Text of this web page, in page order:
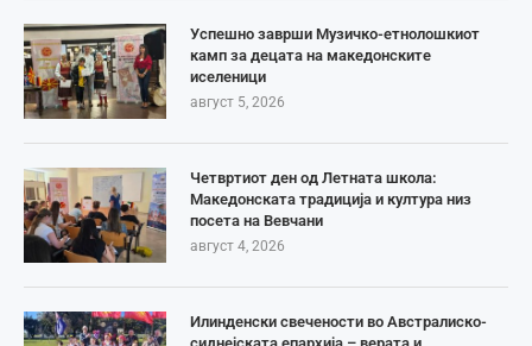
Успешно заврши Музичко-етнолошкиот
камп за децата на македонските
иселеници
август 5, 2026
Четвртиот ден од Летната школа:
Македонската традиција и култура низ
посета на Вевчани
август 4, 2026
Илинденски свечености во Австралиско-